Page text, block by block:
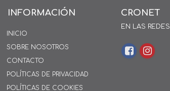
INFORMACIÓN
INICIO
SOBRE NOSOTROS
CONTACTO
POLÍTICAS DE PRIVACIDAD
POLÍTICAS DE COOKIES
CRONET
EN LAS REDES